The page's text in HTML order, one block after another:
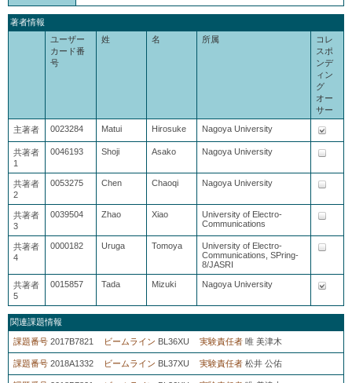
著者情報
ユーザー
カード番
号
姓 名 所属
コレ
スポ
ンデ
ィン
グ
オー
サー
主著者 0023284 Matui Hirosuke Nagoya University
共著者
1
0046193 Shoji Asako Nagoya University
共著者
2
0053275 Chen Chaoqi Nagoya University
共著者
3
0039504 Zhao Xiao
University of Electro-
Communications
共著者
4
0000182 Uruga Tomoya
University of Electro-
Communications, SPring-
8/JASRI
共著者
5
0015857 Tada Mizuki Nagoya University
関連課題情報
課題番号 2017B7821 ビームライン BL36XU 実験責任者 唯 美津木
課題番号 2018A1332 ビームライン BL37XU 実験責任者 松井 公佑